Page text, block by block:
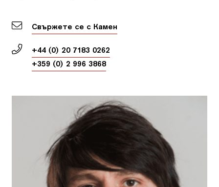
Свържете се с Камен
+44 (0) 20 7183 0262
+359 (0) 2 996 3868